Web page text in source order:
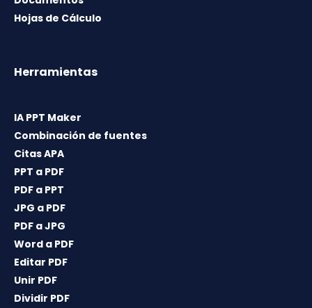
Hojas de Cálculo
Herramientas
IA PPT Maker
Combinación de fuentes
Citas APA
PPT a PDF
PDF a PPT
JPG a PDF
PDF a JPG
Word a PDF
Editar PDF
Unir PDF
Dividir PDF